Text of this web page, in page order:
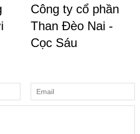
Công ty cổ phần
Than Đèo Nai -
Cọc Sáu